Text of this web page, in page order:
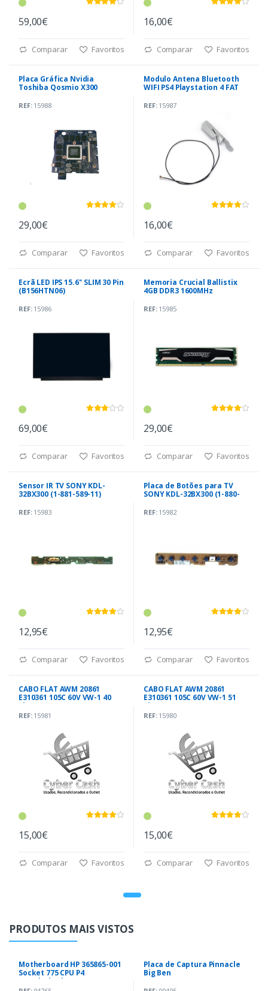
59,00€
Comparar Favoritos
16,00€
Comparar Favoritos
Placa Gráfica Nvidia
Toshiba Qosmio X300
REF:15988
29,00€
Comparar Favoritos
Modulo Antena Bluetooth
WIFI PS4 Playstation 4 FAT
REF:15987
16,00€
Comparar Favoritos
Ecrã LED IPS 15.6'' SLIM 30 Pin
(B156HTN06)
REF:15986
69,00€
Comparar Favoritos
Memoria Crucial Ballistix
4GB DDR3 1600MHz
REF:15985
29,00€
Comparar Favoritos
Sensor IR TV SONY KDL-
32BX300 (1-881-589-11)
REF:15983
12,95€
Comparar Favoritos
Placa de Botões para TV
SONY KDL-32BX300 (1-880-
REF:15982
12,95€
Comparar Favoritos
CABO FLAT AWM 20861
E310361 105C 60V VW-1 40
Pinos
REF:15981
15,00€
Comparar Favoritos
CABO FLAT AWM 20861
E310361 105C 60V VW-1 51
Pinos
REF:15980
15,00€
Comparar Favoritos
PRODUTOS MAIS VISTOS
Motherboard HP 365865-001
Socket 775 CPU P4
2.80Ghz|4Gb DDR
Placa de Captura Pinnacle
Big Ben